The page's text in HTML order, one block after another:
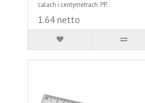
calach i centymetrach. PP..
1.64 netto